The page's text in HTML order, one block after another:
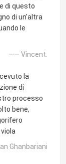
di questo
di un'altra
le
—— Vincent.
la
di
processo
bene,
Ghanbariani